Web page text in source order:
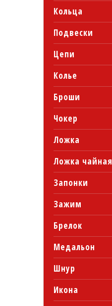
Кольца
Подвески
Цепи
Колье
Броши
Чокер
Ложка
Ложка чайная
Запонки
Зажим
Брелок
Медальон
Шнур
Икона